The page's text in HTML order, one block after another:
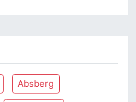
Absberg